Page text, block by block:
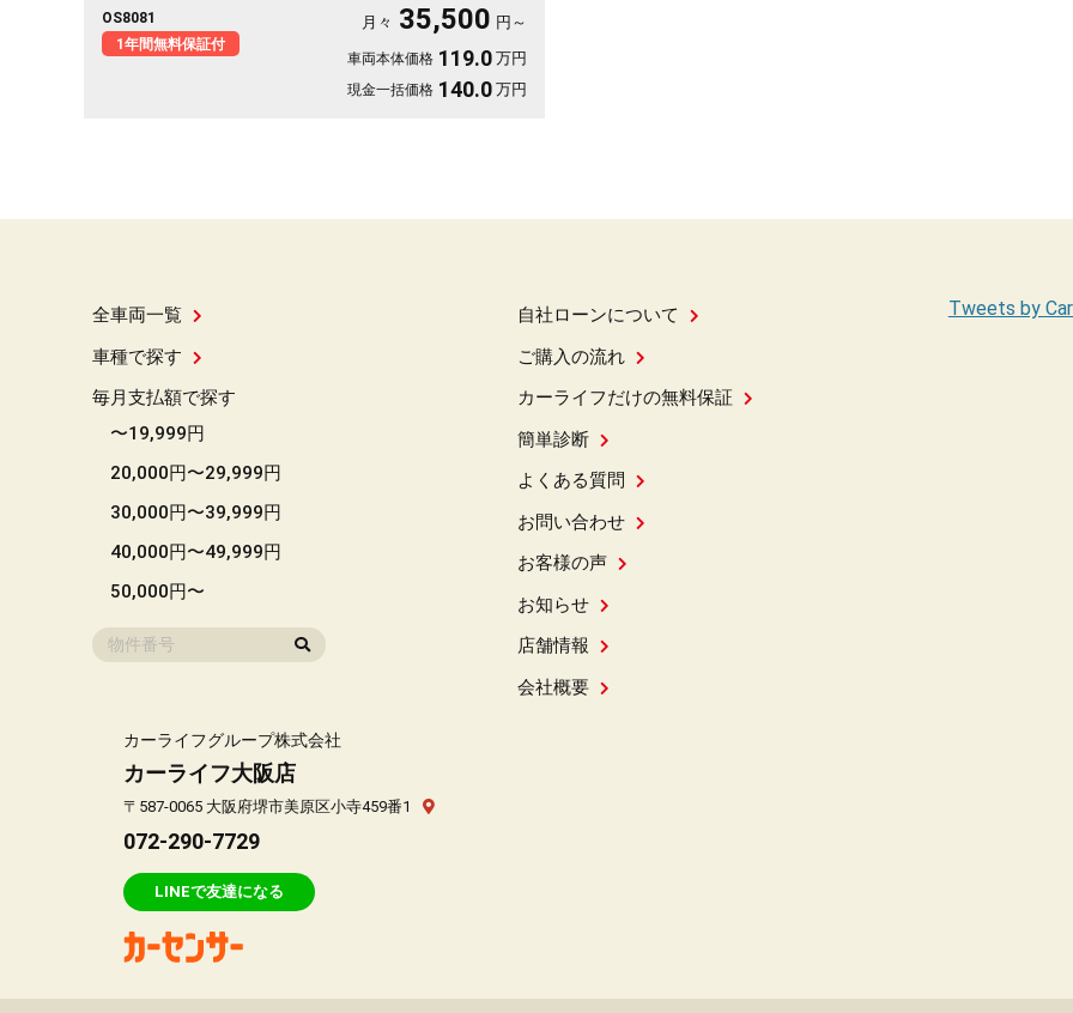
週末の遠出まで大活躍。前後ドラレコで万が一の時も映像がしっ
かり残せて安心。天井のフリップダウンモニターで長距離も退屈
知らず。毎日の相棒にぴったりの一台です🚗✨💺🙌😊《1年保証
OS8081
1年間無料保証付
月々 35,500 円～
車両本体価格 119.0 万円
現金一括価格 140.0 万円
全車両一覧
車種で探す
毎月支払額で探す
〜19,999円
20,000円〜29,999円
30,000円〜39,999円
40,000円〜49,999円
50,000円〜
自社ローンについて
ご購入の流れ
カーライフだけの無料保証
簡単診断
よくある質問
お問い合わせ
お客様の声
お知らせ
店舗情報
会社概要
Tweets by
カーライフグループ株式会社
カーライフ大阪店
〒587-0065 大阪府堺市美原区小寺459番1
072-290-7729
LINEで友達になる